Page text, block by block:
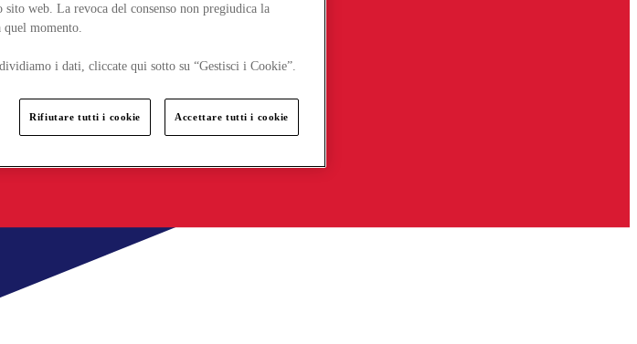
web. La revoca del consenso non pregiudica la
momento.
i dati, cliccate qui sotto su “Gestisci i Cookie”.
Rifiutare tutti i cookie Accettare tutti i cookie